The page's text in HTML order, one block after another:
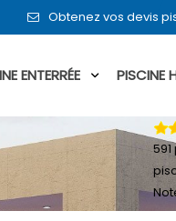
Obtenez vos devis
ENTERRÉE PISCINE
591